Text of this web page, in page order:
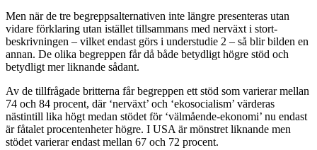
Men när de tre begreppsalternativen inte längre presenteras utan
vidare förklaring utan istället tillsammans med nerväxt i stort-
beskrivningen – vilket endast görs i understudie 2 – så blir bilden en
annan. De olika begreppen får då både betydligt högre stöd och
betydligt mer liknande sådant.
Av de tillfrågade britterna får begreppen ett stöd som varierar mellan
74 och 84 procent, där ‘nerväxt’ och ‘ekosocialism’ värderas
nästintill lika högt medan stödet för ‘välmående-ekonomi’ nu endast
är fåtalet procentenheter högre. I USA är mönstret liknande men
stödet varierar endast mellan 67 och 72 procent.